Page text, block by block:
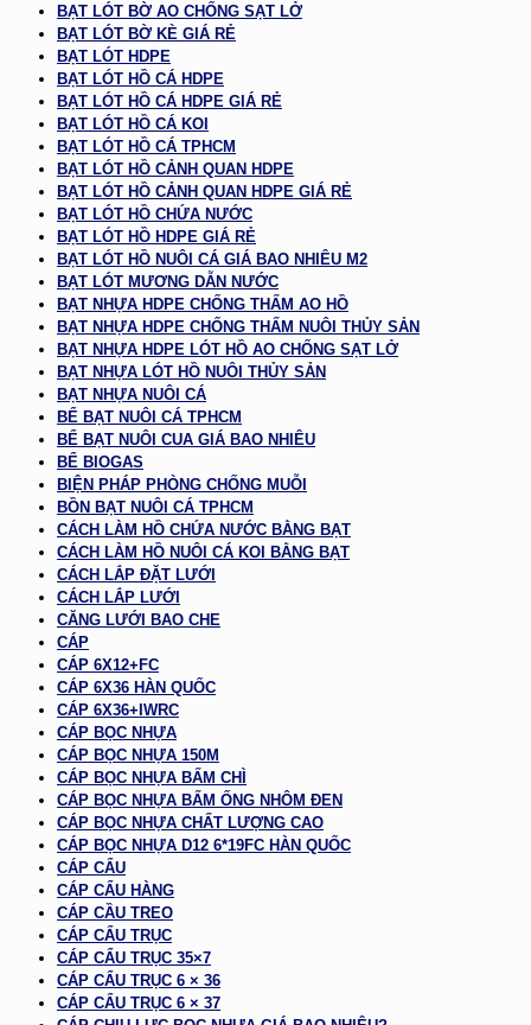
BẠT LÓT BỜ AO CHỐNG SẠT LỞ
BẠT LÓT BỜ KÈ GIÁ RẺ
BẠT LÓT HDPE
BẠT LÓT HỒ CÁ HDPE
BẠT LÓT HỒ CÁ HDPE GIÁ RẺ
BẠT LÓT HỒ CÁ KOI
BẠT LÓT HỒ CÁ TPHCM
BẠT LÓT HỒ CẢNH QUAN HDPE
BẠT LÓT HỒ CẢNH QUAN HDPE GIÁ RẺ
BẠT LÓT HỒ CHỨA NƯỚC
BẠT LÓT HỒ HDPE GIÁ RẺ
BẠT LÓT HỒ NUÔI CÁ GIÁ BAO NHIÊU M2
BẠT LÓT MƯƠNG DẪN NƯỚC
BẠT NHỰA HDPE CHỐNG THẤM AO HỒ
BẠT NHỰA HDPE CHỐNG THẤM NUÔI THỦY SẢN
BẠT NHỰA HDPE LÓT HỒ AO CHỐNG SẠT LỞ
BẠT NHỰA LÓT HỒ NUÔI THỦY SẢN
BẠT NHỰA NUÔI CÁ
BỂ BẠT NUÔI CÁ TPHCM
BỂ BẠT NUÔI CUA GIÁ BAO NHIÊU
BỂ BIOGAS
BIỆN PHÁP PHÒNG CHỐNG MUỖI
BỒN BẠT NUÔI CÁ TPHCM
CÁCH LÀM HỒ CHỨA NƯỚC BẰNG BẠT
CÁCH LÀM HỒ NUÔI CÁ KOI BẰNG BẠT
CÁCH LẮP ĐẶT LƯỚI
CÁCH LẮP LƯỚI
CĂNG LƯỚI BAO CHE
CÁP
CÁP 6X12+FC
CÁP 6X36 HÀN QUỐC
CÁP 6X36+IWRC
CÁP BỌC NHỰA
CÁP BỌC NHỰA 150M
CÁP BỌC NHỰA BẤM CHÌ
CÁP BỌC NHỰA BẤM ỐNG NHÔM ĐEN
CÁP BỌC NHỰA CHẤT LƯỢNG CAO
CÁP BỌC NHỰA D12 6*19FC HÀN QUỐC
CÁP CẨU
CÁP CẨU HÀNG
CÁP CẦU TREO
CÁP CẨU TRỤC
CÁP CẨU TRỤC 35×7
CÁP CẨU TRỤC 6 × 36
CÁP CẨU TRỤC 6 × 37